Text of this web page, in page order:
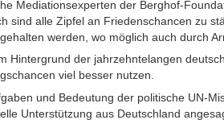
Mediationsexperten der Berghof-
sind alle Zipfel an Friedenschancen zu
werden, wo möglich auch durch
Hintergrund der jahrzehntelangen
viel besser nutzen.
und Bedeutung der politische UN-
Unterstützung aus Deutschland